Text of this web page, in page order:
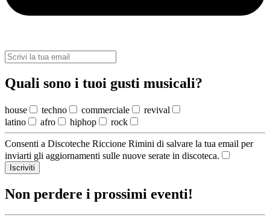
Quali sono i tuoi gusti musicali?
house techno commerciale
revival
latino
afro hiphop rock
Consenti a Discoteche Riccione Rimini di salvare la tua email per
inviarti gli aggiornamenti sulle nuove serate in discoteca.
Iscriviti
Non perdere i prossimi eventi!